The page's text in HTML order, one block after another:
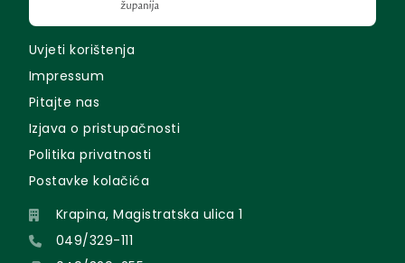
Uvjeti korištenja
Impressum
Pitajte nas
Izjava o pristupačnosti
Politika privatnosti
Postavke kolačića
Krapina, Magistratska ulica 1
049/329-111